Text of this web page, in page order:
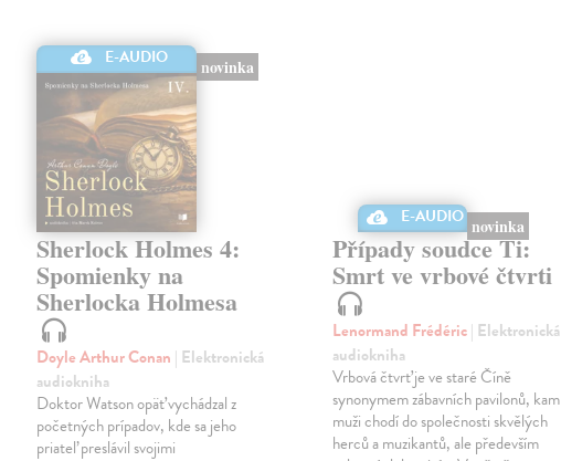
E-AUDIO novinka
Sherlock Holmes 4:
Spomienky na
Sherlocka Holmesa
Doyle Arthur Conan | Elektronická
audiokniha
Doktor Watson opäť vychádzal z
početných prípadov, kde sa jeho
priateľ preslávil svojimi
Případy soudce Ti:
Smrt ve vrbové čtvrti
Lenormand Frédéric| Elektronická
audiokniha
Vrbová čtvrť je ve staré Číně
synonymem zábavních pavilonů, kam
muži chodí do společnosti skvělých
herců a muzikantů, ale především